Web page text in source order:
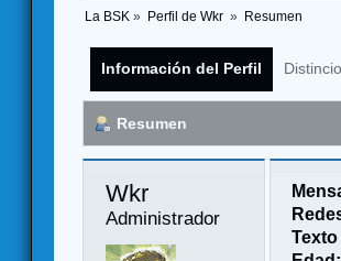
La BSK » Perfil de Wkr » Resumen
Información del Perfil
Resumen
Wkr
Administrador